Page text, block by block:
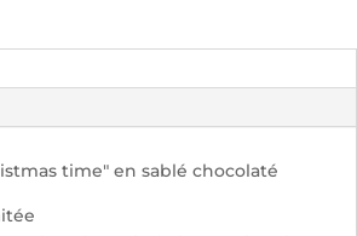
time" en sablé chocolaté